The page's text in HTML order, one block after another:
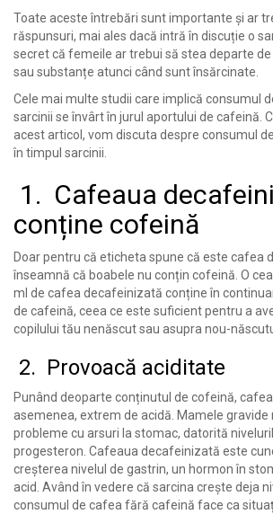
Toate aceste întrebări sunt importante și ar
răspunsuri, mai ales dacă intră în discuție o
secret că femeile ar trebui să stea departe
sau substanțe atunci când sunt însărcinate.
Cele mai multe studii care implică consumul
sarcinii se învârt în jurul aportului de cafeină.
acest articol, vom discuta despre consumul
în timpul sarcinii.
1. Cafeaua
conține cofeină
Doar pentru că eticheta spune că este cafea
înseamnă că boabele nu conțin cofeină. O
ml de cafea decafeinizată conține în
de cafeină, ceea ce este suficient pentru a
copilului tău nenăscut sau asupra nou-
2. Provoacă aciditate
Punând deoparte conținutul de cofeină,
asemenea, extrem de acidă. Mamele
probleme cu arsuri la stomac, datorită
progesteron. Cafeaua decafeinizată este
creșterea nivelul de gastrin, un hormon în
acid. Având în vedere că sarcina crește deja
consumul de cafea fără cafeină face ca